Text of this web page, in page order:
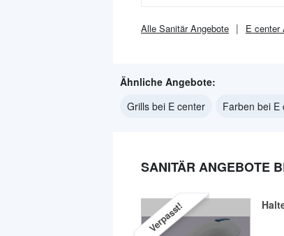
Alle SanitärAngebote E center
Ähnliche Angebote:
Grills bei E center
Farben bei E
SANITÄR ANGEBOTE
Verpasst!